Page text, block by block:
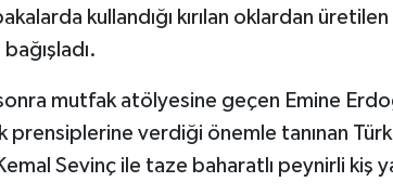
kullandığı kırılan oklardan
mutfak atölyesine geçen Emine
prensiplerine verdiği önemle tanınan
Sevinç ile taze baharatlı peynirli kiş